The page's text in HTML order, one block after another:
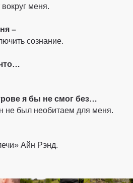
меня.
–
сознание.
я бы не смог без…
не был необитаем для меня.
Айн Рэнд.